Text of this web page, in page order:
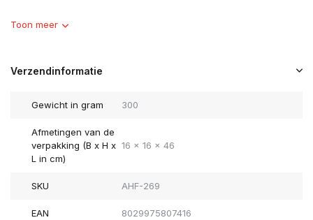
Toon meer
Verzendinformatie
Gewicht in gram 300
Afmetingen van de
verpakking (B x H x
L in cm)
16 x 16 x 46
SKU AHF-269
EAN 8029975807416